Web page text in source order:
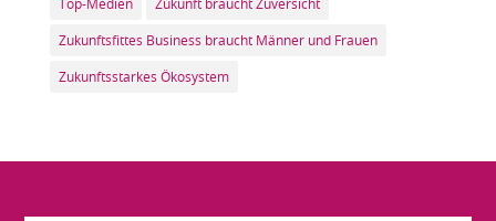
Zukunftsfittes Business braucht Männer und Frauen
Zukunftsstarkes Ökosystem